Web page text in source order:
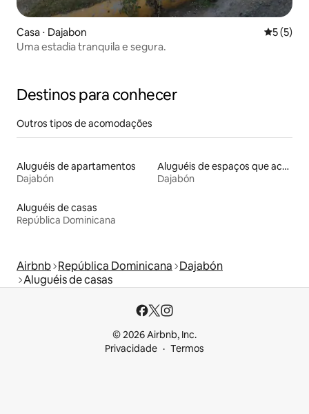
Casa ⋅ Dajabon 5 de
5 (5)
Uma estadia tranquila e segura.
Destinos para conhecer
Outros tipos de acomodações
Aluguéis de apartamentos
Dajabón
Aluguéis de espaços que aceitam animais de estimação
Dajabón
Aluguéis de casas
República Dominicana
Airbnb República Dominicana Dajabón
Aluguéis de casas
© 2026 Airbnb, Inc.
Privacidade
Termos